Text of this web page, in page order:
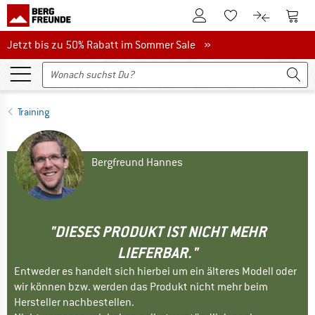
Zum KundenkontoZum Merkzettel.
Zum Zum
Jetzt bis zu 50% Rabatt im Sommer Sale
Jetzt bis zu 50% Rabatt im Sommer Sale »
Training
Bergfreund Hannes
"DIESES PRODUKT IST NICHT MEHR
LIEFERBAR."
Entweder es handelt sich hierbei um ein älteres Modell oder
wir können bzw. werden das Produkt nicht mehr beim
Hersteller nachbestellen.